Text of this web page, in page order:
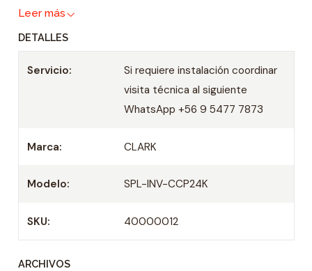
calentamiento más rápido
equipos convencionales.
Refrigerante ecológico
Inicio automático: En el caso de que la
fuente de alimentación se corte
configuración previamente seleccionada
microprocesador que asegura condiciones
control remoto
Leer más
DETALLES
Servicio:
Si requiere instalación coordinar
visita técnica al siguiente
WhatsApp +56 9 5477 7873
Marca: CLARK
Modelo: SPL-INV-CCP24K
SKU: 40000012
ARCHIVOS